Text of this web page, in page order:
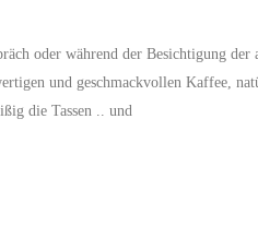
oder während der Besichtigung
und geschmackvollen Kaffee,
die Tassen .. und